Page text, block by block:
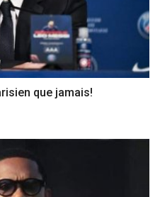
que jamais!